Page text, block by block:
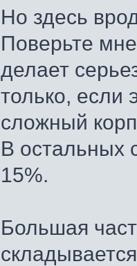
Но здесь
Поверьте
делает
только, если
сложный
В остальных
15%.
Большая